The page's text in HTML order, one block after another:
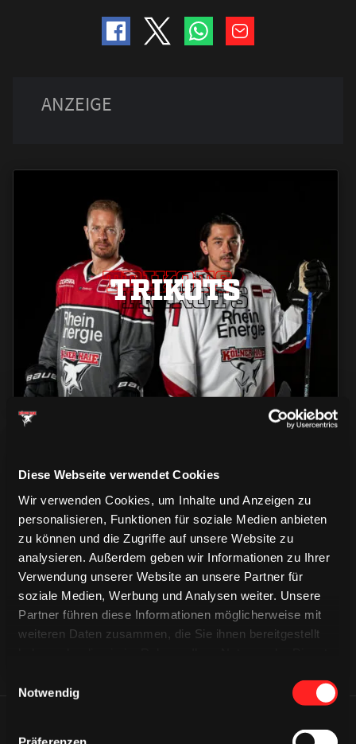
Diese Webseite verwendet Cookies
Wir verwenden Cookies, um Inhalte und Anzeigen zu
personalisieren, Funktionen für soziale Medien anbieten
zu können und die Zugriffe auf unsere Website zu
analysieren. Außerdem geben wir Informationen zu Ihrer
Verwendung unserer Website an unsere Partner für
soziale Medien, Werbung und Analysen weiter. Unsere
Partner führen diese Informationen möglicherweise mit
weiteren Daten zusammen, die Sie ihnen bereitgestellt
Notwendig
TRIKOTS
TRIKOTS
TRIKOTS
CAPS & CO
CAPS & CO
CAPS & CO
ÄHNLICHE NEWS